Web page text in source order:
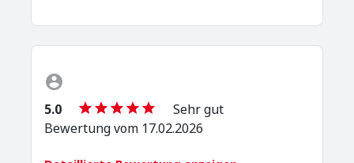
5.0
Sehr gut
Bewertung vom 17.02.2026